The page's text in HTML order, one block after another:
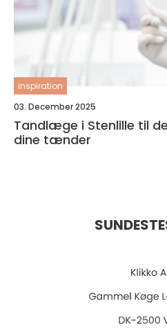
inspiration
03. December 2025
Tandlæge i Stenlille til
dine tænder